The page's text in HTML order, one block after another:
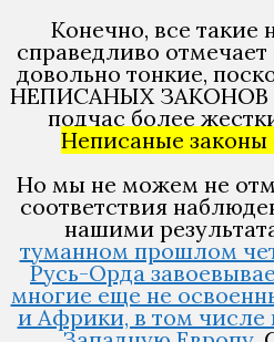
Конечно, все такие
справедливо отмечает
довольно тонкие,
НЕПИСАНЫХ ЗАКОНОВ
подчас более
Неписаные законы
Но мы не можем не
соответствия
нашими
туманном прошлом
Русь-Орда
многие еще не
и Африки, в том